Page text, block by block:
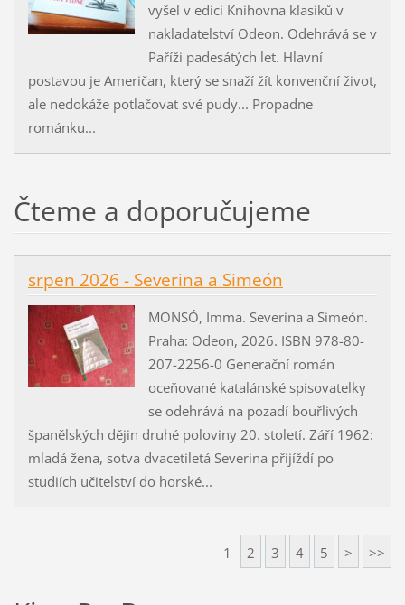
vyšel v edici Knihovna klasiků v
nakladatelství Odeon. Odehrává se v
Paříži padesátých let. Hlavní
postavou je Američan, který se snaží žít konvenční život,
ale nedokáže potlačovat své pudy... Propadne
románku...
Čteme a doporučujeme
srpen 2026 - Severina a Simeón
MONSÓ, Imma. Severina a Simeón.
Praha: Odeon, 2026. ISBN 978-80-
207-2256-0 Generační román
oceňované katalánské spisovatelky
se odehrává na pozadí bouřlivých
španělských dějin druhé poloviny 20. století. Září 1962:
mladá žena, sotva dvacetiletá Severina přijíždí po
studiích učitelství do horské...
1 2 3 4 5 > >>